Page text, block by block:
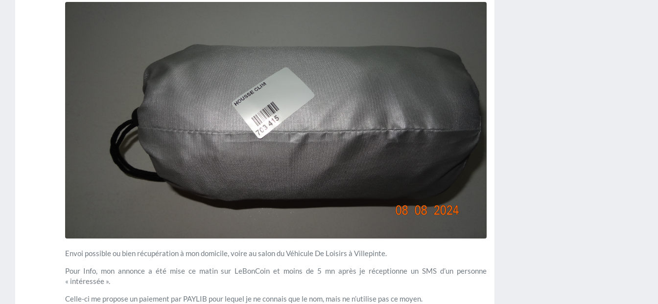
Envoi possible ou bien récupération à mon domicile, voire au salon du Véhicule De Loisirs à Villepinte.
Pour Info, mon annonce a été mise ce matin sur LeBonCoin et moins de 5 mn après je réceptionne un SMS d’un personne
« intéressée ».
Celle-ci me propose un paiement par PAYLIB pour lequel je ne connais que le nom, mais ne n’utilise pas ce moyen.